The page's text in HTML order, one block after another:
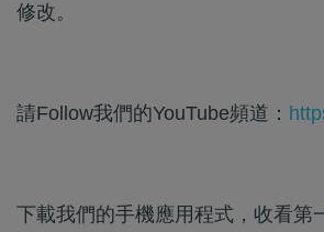
修改。
請Follow我們的YouTube頻道：
下載我們的手機應用程式，收看第